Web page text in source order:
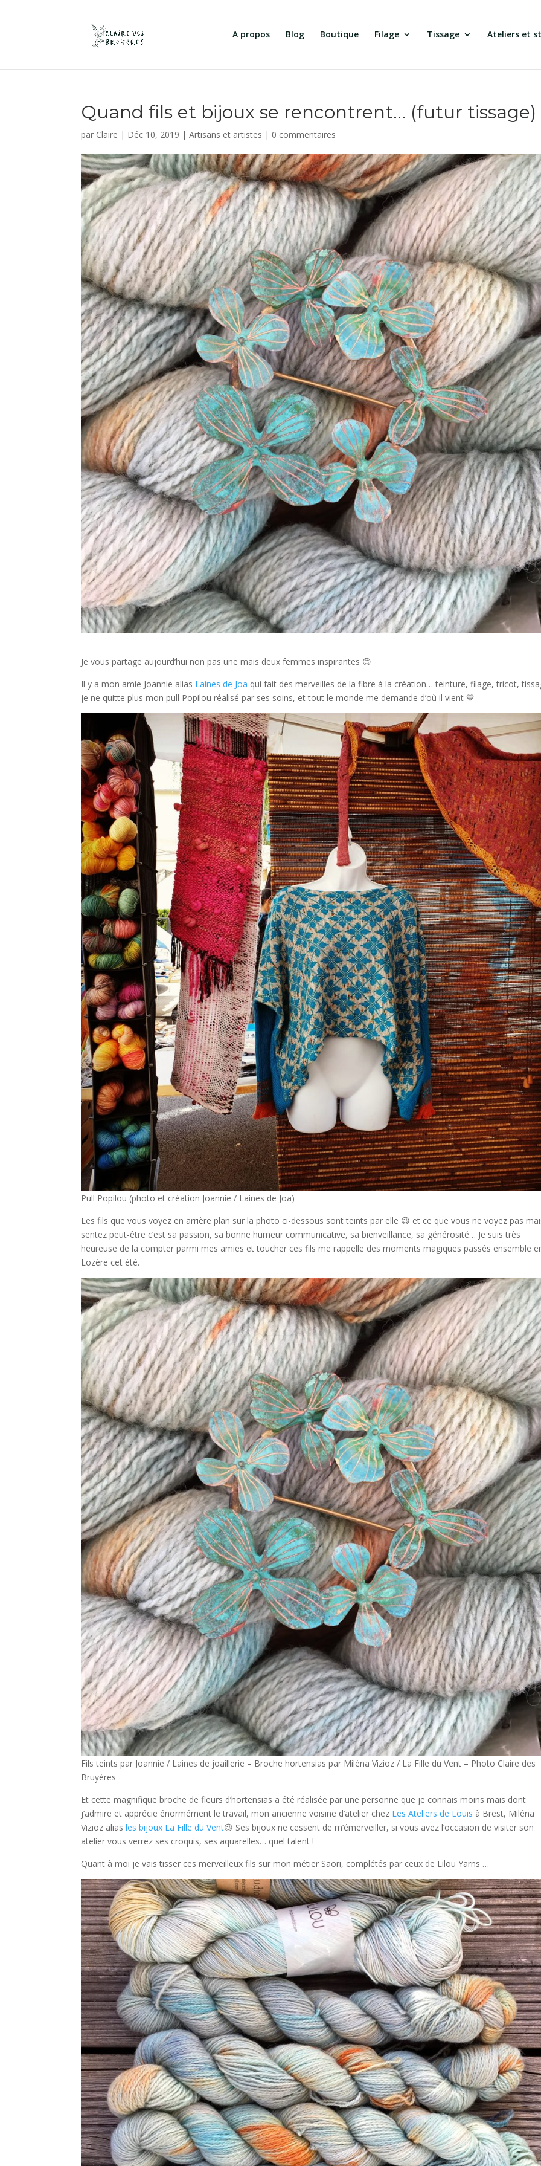
A propos Blog Boutique Filage Tissage Ateliers et
Quand fils et bijoux se rencontrent… (futur tissage)
par Claire | Déc 10, 2019 |Artisans et artistes | 0 commentaires
Je vous partage aujourd’hui non pas une mais deux femmes inspirantes 😊
Il y a mon amie Joannie alias Laines de Joa qui fait des merveilles de la fibre à la création… teinture, filage, tricot,
je ne quitte plus mon pull Popilou réalisé par ses soins, et tout le monde me demande d’où il vient 💙
Pull Popilou (photo et création Joannie / Laines de Joa)
Les fils que vous voyez en arrière plan sur la photo ci-dessous sont teints par elle 😉 et ce que vous ne voyez pas
sentez peut-être c’est sa passion, sa bonne humeur communicative, sa bienveillance, sa générosité… Je suis très
heureuse de la compter parmi mes amies et toucher ces fils me rappelle des moments magiques passés ensemble
Lozère cet été.
Fils teints par Joannie / Laines de joaillerie – Broche hortensias par Miléna Vizioz / La Fille du Vent – Photo Claire des
Bruyères
Et cette magnifique broche de fleurs d’hortensias a été réalisée par une personne que je connais moins mais dont
j’admire et apprécie énormément le travail, mon ancienne voisine d’atelier chez Les Ateliers de Louis à Brest, Miléna
Vizioz aliasles bijoux La Fille du Vent😉 Ses bijoux ne cessent de m’émerveiller, si vous avez l’occasion de visiter son
atelier vous verrez ses croquis, ses aquarelles… quel talent !
Quant à moi je vais tisser ces merveilleux fils sur mon métier Saori, complétés par ceux de Lilou Yarns …